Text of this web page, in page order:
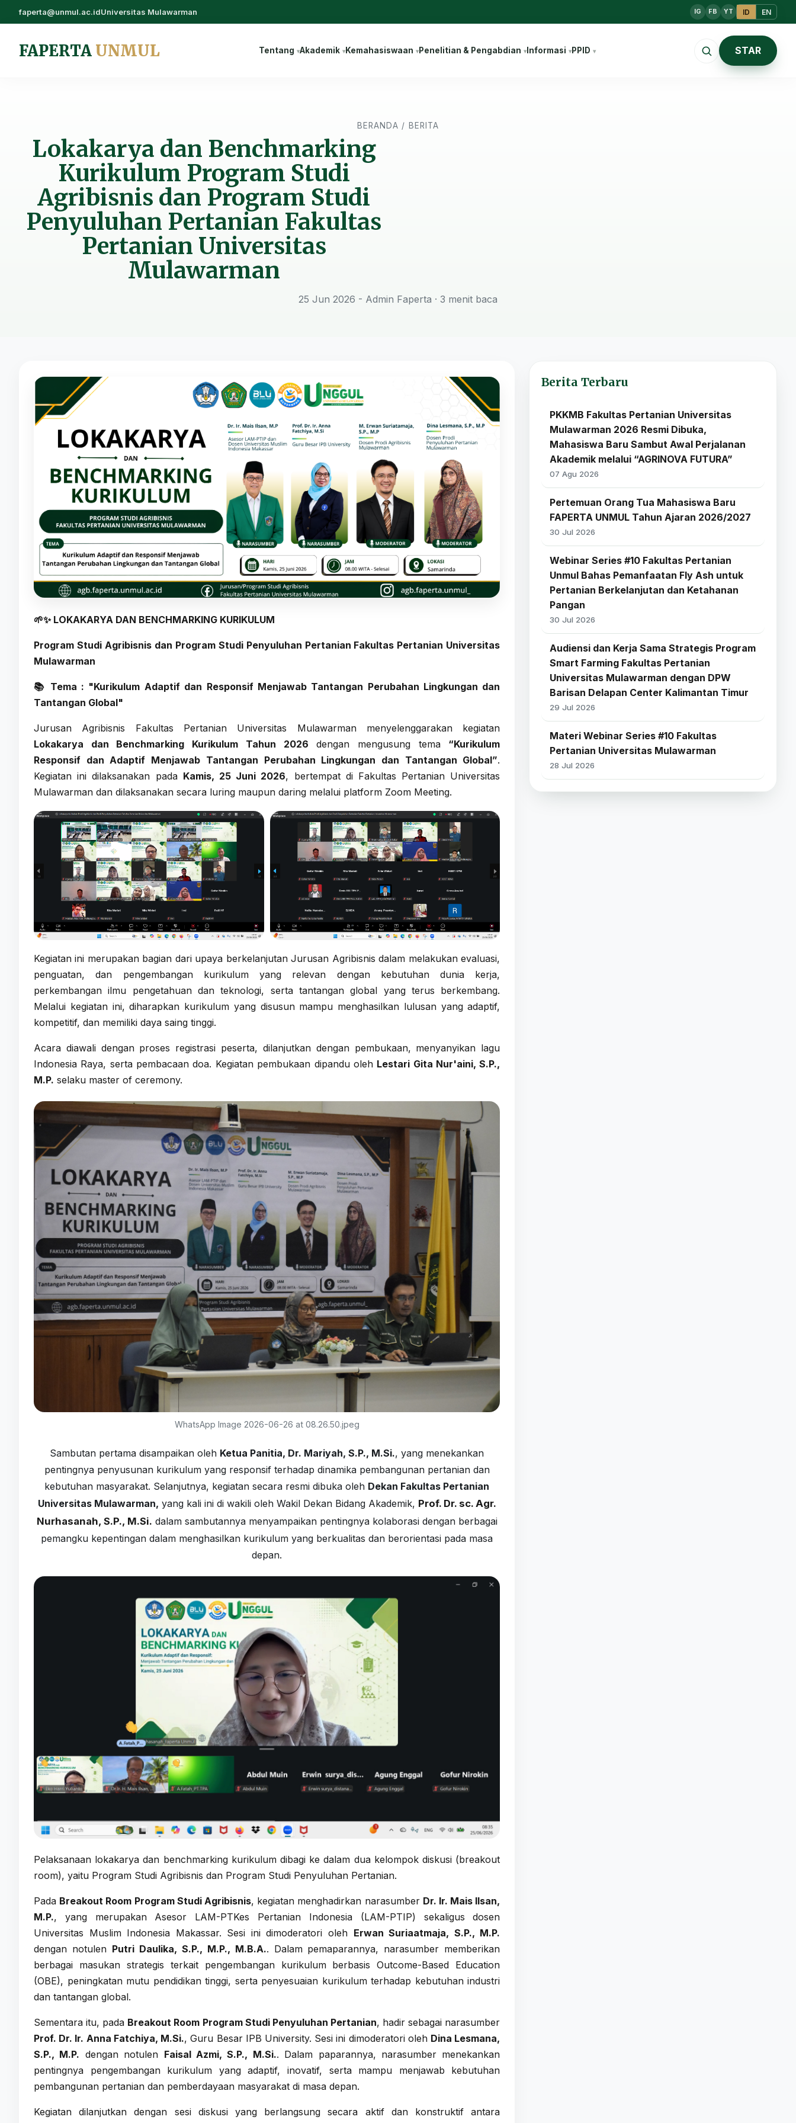
faperta@unmul.ac.idUniversitas Mulawarman IG FB YT ID EN
FAPERTA UNMUL Tentang Akademik Kemahasiswaan Penelitian & Pengabdian Informasi PPID STAR
BERANDA / BERITA
Lokakarya dan Benchmarking
Kurikulum Program Studi
Agribisnis dan Program Studi
Penyuluhan Pertanian Fakultas
Pertanian Universitas
Mulawarman
25 Jun 2026 - Admin Faperta · 3 menit baca
🌱✨ LOKAKARYA DAN BENCHMARKING KURIKULUM
Program Studi Agribisnis dan Program Studi Penyuluhan Pertanian Fakultas Pertanian Universitas
Mulawarman
📚 Tema : "Kurikulum Adaptif dan Responsif Menjawab Tantangan Perubahan Lingkungan dan
Tantangan Global"
Jurusan Agribisnis Fakultas Pertanian Universitas Mulawarman menyelenggarakan kegiatan
Lokakarya dan Benchmarking Kurikulum Tahun 2026 dengan mengusung tema “Kurikulum
Responsif dan Adaptif Menjawab Tantangan Perubahan Lingkungan dan Tantangan Global”.
Kegiatan ini dilaksanakan pada Kamis, 25 Juni 2026, bertempat di Fakultas Pertanian Universitas
Mulawarman dan dilaksanakan secara luring maupun daring melalui platform Zoom Meeting.
Kegiatan ini merupakan bagian dari upaya berkelanjutan Jurusan Agribisnis dalam melakukan evaluasi,
penguatan, dan pengembangan kurikulum yang relevan dengan kebutuhan dunia kerja,
perkembangan ilmu pengetahuan dan teknologi, serta tantangan global yang terus berkembang.
Melalui kegiatan ini, diharapkan kurikulum yang disusun mampu menghasilkan lulusan yang adaptif,
kompetitif, dan memiliki daya saing tinggi.
Acara diawali dengan proses registrasi peserta, dilanjutkan dengan pembukaan, menyanyikan lagu
Indonesia Raya, serta pembacaan doa. Kegiatan pembukaan dipandu oleh Lestari Gita Nur'aini, S.P.,
M.P. selaku master of ceremony.
WhatsApp Image 2026-06-26 at 08.26.50.jpeg
Sambutan pertama disampaikan oleh Ketua Panitia, Dr. Mariyah, S.P., M.Si., yang menekankan
pentingnya penyusunan kurikulum yang responsif terhadap dinamika pembangunan pertanian dan
kebutuhan masyarakat. Selanjutnya, kegiatan secara resmi dibuka oleh Dekan Fakultas Pertanian
Universitas Mulawarman, yang kali ini di wakili oleh Wakil Dekan Bidang Akademik, Prof. Dr. sc. Agr.
Nurhasanah, S.P., M.Si. dalam sambutannya menyampaikan pentingnya kolaborasi dengan berbagai
pemangku kepentingan dalam menghasilkan kurikulum yang berkualitas dan berorientasi pada masa
depan.
Pelaksanaan lokakarya dan benchmarking kurikulum dibagi ke dalam dua kelompok diskusi (breakout
room), yaitu Program Studi Agribisnis dan Program Studi Penyuluhan Pertanian.
Pada Breakout Room Program Studi Agribisnis, kegiatan menghadirkan narasumber Dr. Ir. Mais Ilsan,
M.P., yang merupakan Asesor LAM-PTKes Pertanian Indonesia (LAM-PTIP) sekaligus dosen
Universitas Muslim Indonesia Makassar. Sesi ini dimoderatori oleh Erwan Suriaatmaja, S.P., M.P.
dengan notulen Putri Daulika, S.P., M.P., M.B.A.. Dalam pemaparannya, narasumber memberikan
berbagai masukan strategis terkait pengembangan kurikulum berbasis Outcome-Based Education
(OBE), peningkatan mutu pendidikan tinggi, serta penyesuaian kurikulum terhadap kebutuhan industri
dan tantangan global.
Sementara itu, pada Breakout Room Program Studi Penyuluhan Pertanian, hadir sebagai narasumber
Prof. Dr. Ir. Anna Fatchiya, M.Si., Guru Besar IPB University. Sesi ini dimoderatori oleh Dina Lesmana,
S.P., M.P. dengan notulen Faisal Azmi, S.P., M.Si.. Dalam paparannya, narasumber menekankan
pentingnya pengembangan kurikulum yang adaptif, inovatif, serta mampu menjawab kebutuhan
pembangunan pertanian dan pemberdayaan masyarakat di masa depan.
Kegiatan dilanjutkan dengan sesi diskusi yang berlangsung secara aktif dan konstruktif antara
Berita Terbaru
PKKMB Fakultas Pertanian Universitas
Mulawarman 2026 Resmi Dibuka,
Mahasiswa Baru Sambut Awal Perjalanan
Akademik melalui “AGRINOVA FUTURA”
07 Agu 2026
Pertemuan Orang Tua Mahasiswa Baru
FAPERTA UNMUL Tahun Ajaran 2026/2027
30 Jul 2026
Webinar Series #10 Fakultas Pertanian
Unmul Bahas Pemanfaatan Fly Ash untuk
Pertanian Berkelanjutan dan Ketahanan
Pangan
30 Jul 2026
Audiensi dan Kerja Sama Strategis Program
Smart Farming Fakultas Pertanian
Universitas Mulawarman dengan DPW
Barisan Delapan Center Kalimantan Timur
29 Jul 2026
Materi Webinar Series #10 Fakultas
Pertanian Universitas Mulawarman
28 Jul 2026